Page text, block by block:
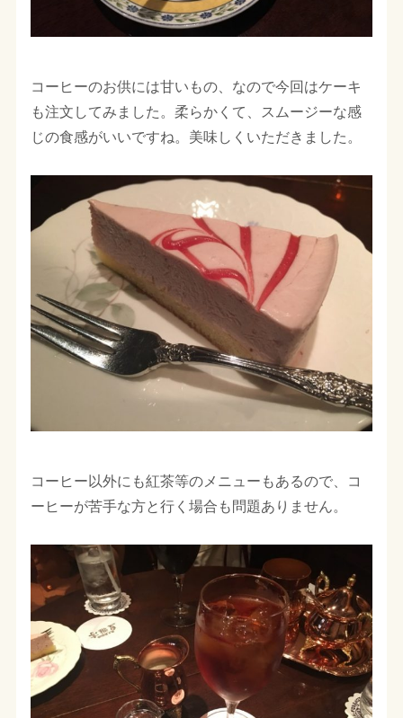
コーヒーのお供には甘いもの、なので今回はケーキ
も注文してみました。柔らかくて、スムージーな感
じの食感がいいですね。美味しくいただきました。
コーヒー以外にも紅茶等のメニューもあるので、コ
ーヒーが苦手な方と行く場合も問題ありません。